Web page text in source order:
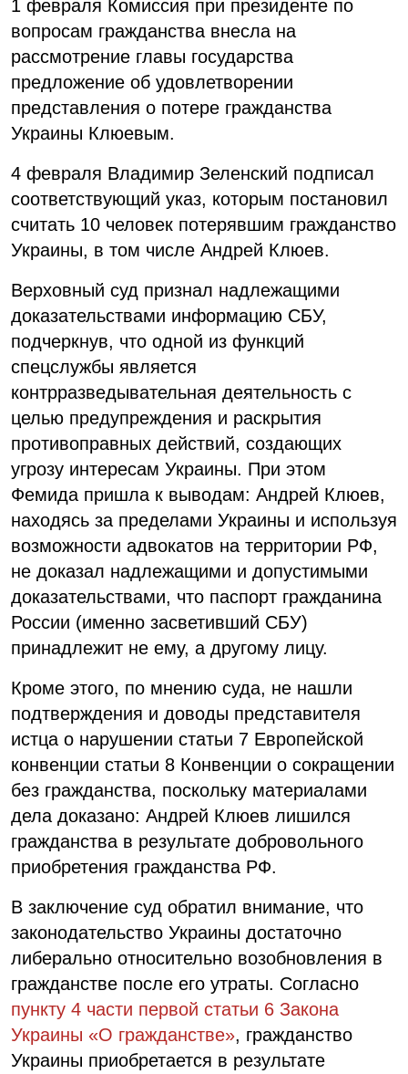
1 февраля Комиссия при президенте по
вопросам гражданства внесла на
рассмотрение главы государства
предложение об удовлетворении
представления о потере гражданства
Украины Клюевым.
4 февраля Владимир Зеленский подписал
соответствующий указ, которым постановил
считать 10 человек потерявшим гражданство
Украины, в том числе Андрей Клюев.
Верховный суд признал надлежащими
доказательствами информацию СБУ,
подчеркнув, что одной из функций
спецслужбы является
контрразведывательная деятельность с
целью предупреждения и раскрытия
противоправных действий, создающих
угрозу интересам Украины. При этом
Фемида пришла к выводам: Андрей Клюев,
находясь за пределами Украины и используя
возможности адвокатов на территории РФ,
не доказал надлежащими и допустимыми
доказательствами, что паспорт гражданина
России (именно засветивший СБУ)
принадлежит не ему, а другому лицу.
Кроме этого, по мнению суда, не нашли
подтверждения и доводы представителя
истца о нарушении статьи 7 Европейской
конвенции статьи 8 Конвенции о сокращении
без гражданства, поскольку материалами
дела доказано: Андрей Клюев лишился
гражданства в результате добровольного
приобретения гражданства РФ.
В заключение суд обратил внимание, что
законодательство Украины достаточно
либерально относительно возобновления в
гражданстве после его утраты. Согласно
пункту 4 части первой статьи 6 Закона
Украины «О гражданстве», гражданство
Украины приобретается в результате